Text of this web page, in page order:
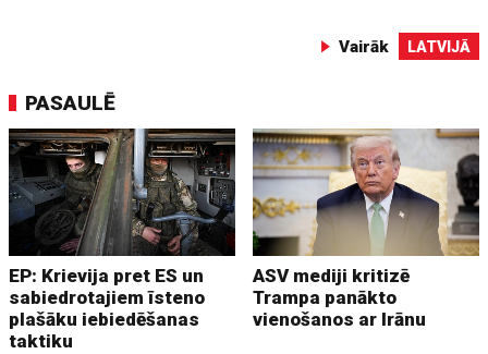
Vairāk LATVIJĀ
PASAULĒ
EP: Krievija pret ES un
sabiedrotajiem īsteno
plašāku iebiedēšanas
taktiku
ASV mediji kritizē
Trampa panākto
vienošanos ar Irānu